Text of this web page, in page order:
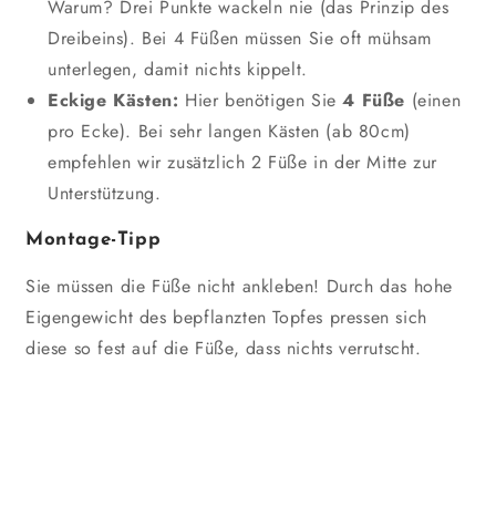
Warum? Drei Punkte wackeln nie (das Prinzip des
Dreibeins). Bei 4 Füßen müssen Sie oft mühsam
unterlegen, damit nichts kippelt.
Eckige Kästen: Hier benötigen Sie 4 Füße (einen
pro Ecke). Bei sehr langen Kästen (ab 80cm)
empfehlen wir zusätzlich 2 Füße in der Mitte zur
Unterstützung.
Montage-Tipp
Sie müssen die Füße nicht ankleben! Durch das hohe
Eigengewicht des bepflanzten Topfes pressen sich
diese so fest auf die Füße, dass nichts verrutscht.